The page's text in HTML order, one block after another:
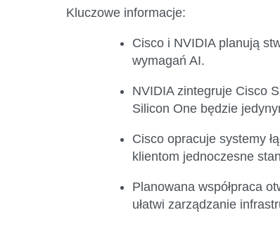
Kluczowe informacje:
Cisco i NVIDIA planują
wymagań AI.
NVIDIA zintegruje Cisco
Silicon One będzie
Cisco opracuje systemy
klientom jednoczesne
Planowana współpraca
ułatwi zarządzanie